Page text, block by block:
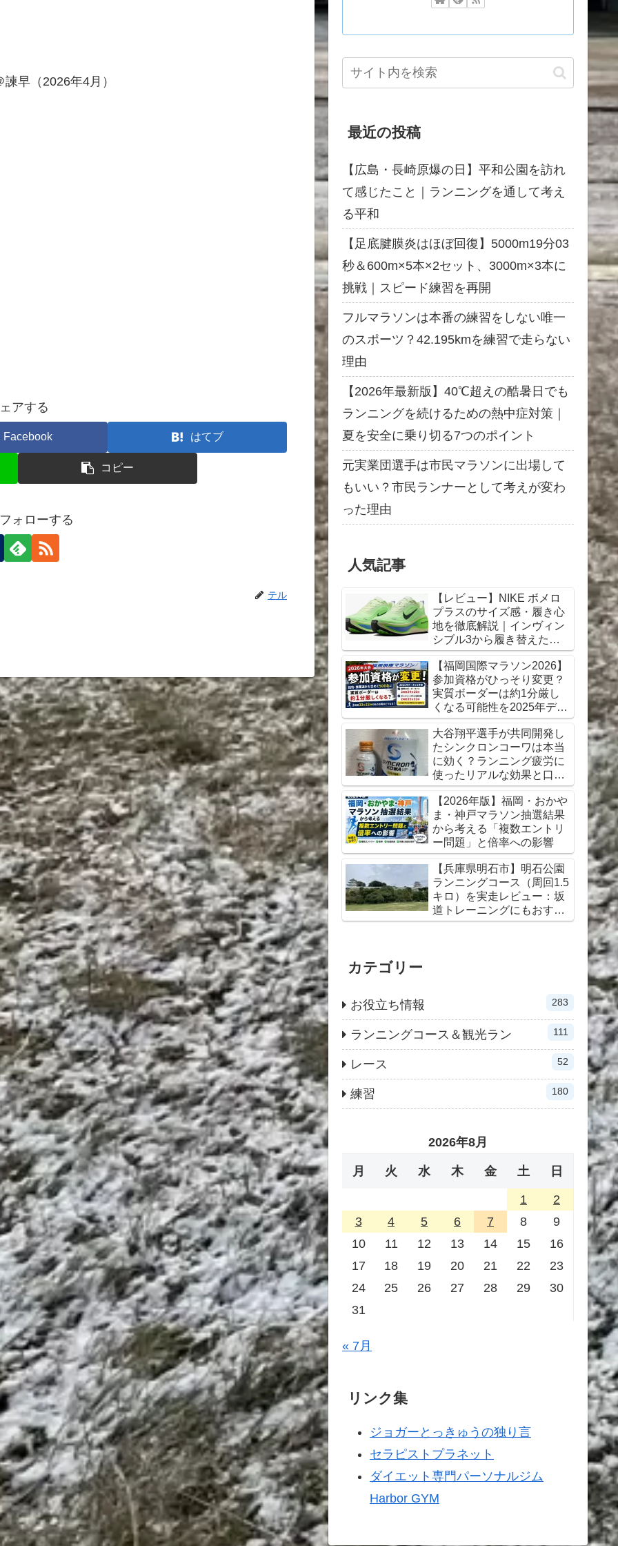
早（2026年4月）
アする
Facebook はてブ
コピー
ォローする
テル
最近の投稿
【広島・長崎原爆の日】平和公園を訪れ
て感じたこと｜ランニングを通して考え
る平和
【足底腱膜炎はほぼ回復】5000m19分03
秒＆600m×5本×2セット、3000m×3本に
挑戦｜スピード練習を再開
フルマラソンは本番の練習をしない唯一
のスポーツ？42.195kmを練習で走らない
理由
【2026年最新版】40℃超えの酷暑日でも
ランニングを続けるための熱中症対策｜
夏を安全に乗り切る7つのポイント
元実業団選手は市民マラソンに出場して
もいい？市民ランナーとして考えが変わ
った理由
人気記事
【レビュー】NIKE ボメロ
プラスのサイズ感・履き心
地を徹底解説｜インヴィン
シブル3から履き替えた感
想【初心者にもおすすめ】
【福岡国際マラソン2026】
参加資格がひっそり変更？
実質ボーダーは約1分厳し
くなる可能性を2025年デー
タから考察
大谷翔平選手が共同開発し
たシンクロンコーワは本当
に効く？ランニング疲労に
使ったリアルな効果と口コ
ミレビュー
【2026年版】福岡・おかや
ま・神戸マラソン抽選結果
から考える「複数エントリ
ー問題」と倍率への影響
【兵庫県明石市】明石公園
ランニングコース（周回1.5
キロ）を実走レビュー：坂
道トレーニングにもおすす
め
カテゴリー
お役立ち情報 283
ランニングコース＆観光ラン 111
レース 52
練習 180
2026年8月
月 火 水 木 金 土 日
1
2
3
4 5 6 7 8
9
10
11 12 13 14 15
16
17
18 19 20 21 22
23
24
25 26 27 28 29
30
31
« 7月
リンク集
ジョガーとっきゅうの独り言
セラピストプラネット
ダイエット専門パーソナルジム
Harbor GYM